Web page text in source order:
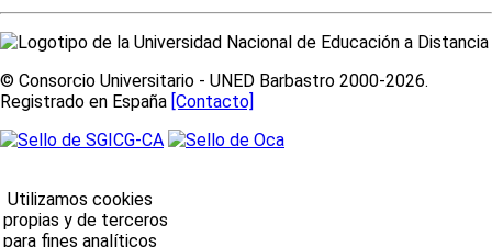
© Consorcio Universitario - UNED Barbastro 2000-2026.
Registrado en España [Contacto]
Utilizamos cookies
propias y de terceros
para fines analíticos